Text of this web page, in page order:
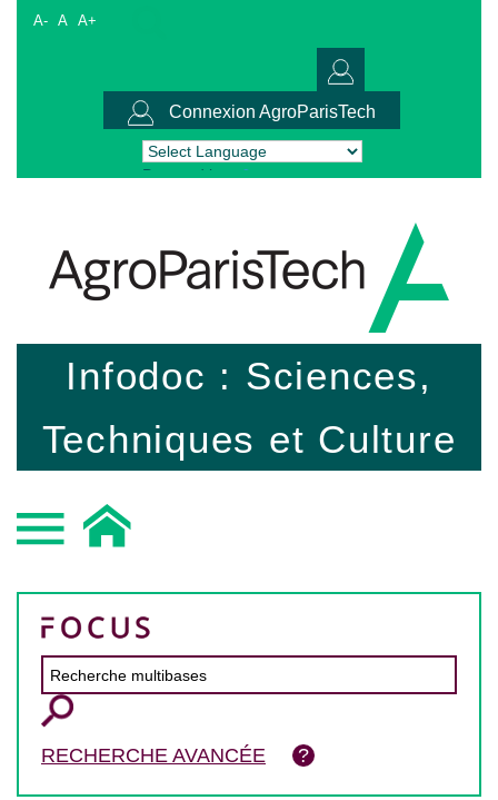
A- A A+
Connexion AgroParisTech
Powered by Translate
Infodoc : Sciences,
Techniques et Culture
RECHERCHE AVANCÉE